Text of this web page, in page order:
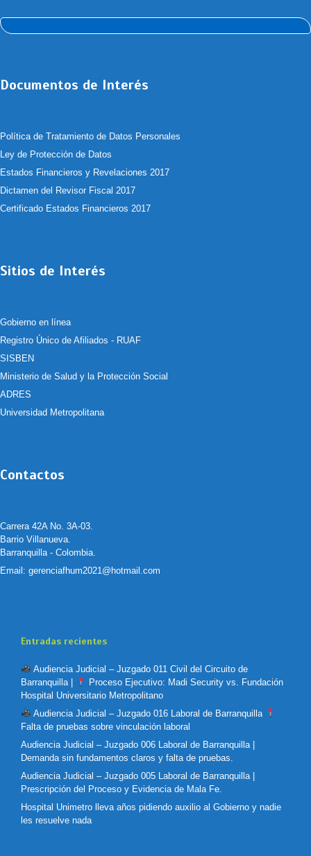
Documentos de Interés
Política de Tratamiento de Datos Personales
Ley de Protección de Datos
Estados Financieros y Revelaciones 2017
Dictamen del Revisor Fiscal 2017
Certificado Estados Financieros 2017
Sitios de Interés
Gobierno en línea
Registro Único de Afiliados - RUAF
SISBEN
Ministerio de Salud y la Protección Social
ADRES
Universidad Metropolitana
Contactos
Carrera 42A No. 3A-03.
Barrio Villanueva.
Barranquilla - Colombia.
Email: gerenciafhum2021@hotmail.com
Entradas recientes
Audiencia Judicial – Juzgado 011 Civil del Circuito de
Barranquilla |
Proceso Ejecutivo: Madi Security vs. Fundación
Hospital Universitario Metropolitano
Audiencia Judicial – Juzgado 016 Laboral de Barranquilla
Falta de pruebas sobre vinculación laboral
Audiencia Judicial – Juzgado 006 Laboral de Barranquilla |
Demanda sin fundamentos claros y falta de pruebas.
Audiencia Judicial – Juzgado 005 Laboral de Barranquilla |
Prescripción del Proceso y Evidencia de Mala Fe.
Hospital Unimetro lleva años pidiendo auxilio al Gobierno y nadie
les resuelve nada